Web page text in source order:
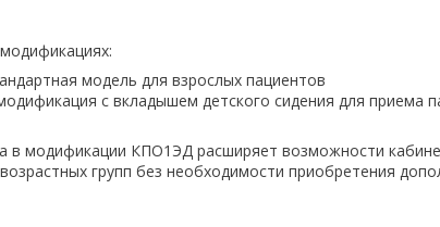
модель для взрослых пациентов
с вкладышем детского сидения для приема
в модификации КПО1ЭД расширяет возможности
групп без необходимости приобретения